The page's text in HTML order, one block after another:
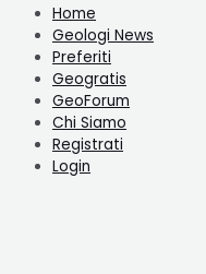
Home
Geologi News
Preferiti
Geogratis
GeoForum
Chi Siamo
Registrati
Login